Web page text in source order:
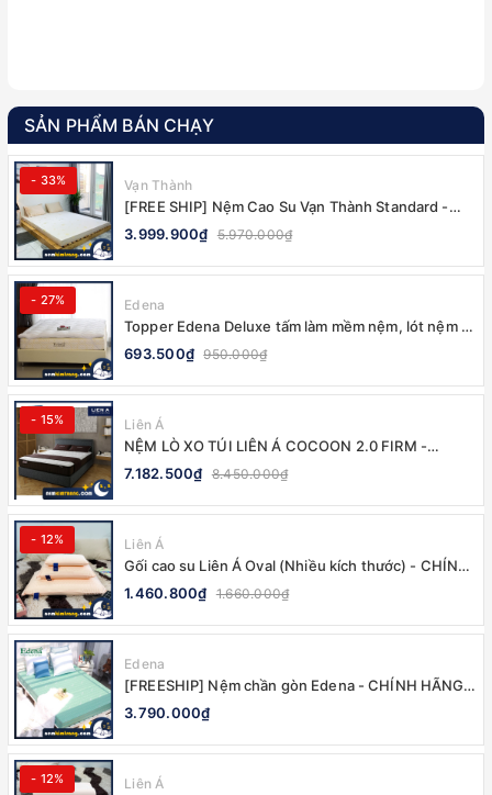
SẢN PHẨM BÁN CHẠY
- 33% Vạn Thành
[FREE SHIP] Nệm Cao Su Vạn Thành Standard -
CHÍNH HÃNG, BẢO HÀNH 12 NĂM
3.999.900₫ 5.970.000₫
- 27% Edena
Topper Edena Deluxe tấm làm mềm nệm, lót nệm -
CHÍNH HÃNG
693.500₫ 950.000₫
- 15% Liên Á
NỆM LÒ XO TÚI LIÊN Á COCOON 2.0 FIRM -
CHÍNH HÃNG, BẢO HÀNH 10 NĂM
7.182.500₫ 8.450.000₫
- 12% Liên Á
Gối cao su Liên Á Oval (Nhiều kích thước) - CHÍNH
HÃNG
1.460.800₫ 1.660.000₫
Edena
[FREESHIP] Nệm chần gòn Edena - CHÍNH HÃNG,
BẢO HÀNH 5 NĂM
3.790.000₫
- 12% Liên Á